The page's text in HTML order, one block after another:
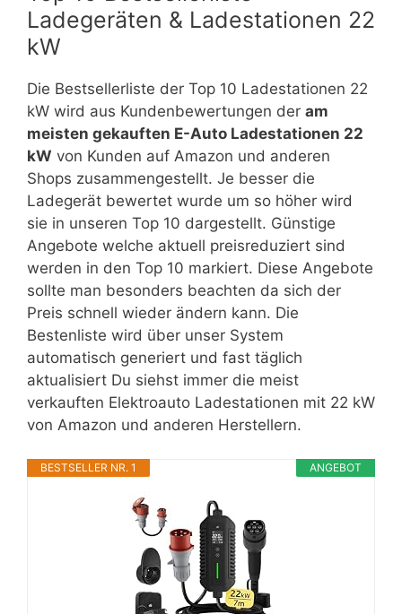
Ladegeräten & Ladestationen 22
kW
Die Bestsellerliste der Top 10 Ladestationen 22
kW wird aus Kundenbewertungen der am
meisten gekauften E-Auto Ladestationen 22
kW von Kunden auf Amazon und anderen
Shops zusammengestellt. Je besser die
Ladegerät bewertet wurde um so höher wird
sie in unseren Top 10 dargestellt. Günstige
Angebote welche aktuell preisreduziert sind
werden in den Top 10 markiert. Diese Angebote
sollte man besonders beachten da sich der
Preis schnell wieder ändern kann. Die
Bestenliste wird über unser System
automatisch generiert und fast täglich
aktualisiert Du siehst immer die meist
verkauften Elektroauto Ladestationen mit 22 kW
von Amazon und anderen Herstellern.
ANGEBOT
BESTSELLER NR. 1